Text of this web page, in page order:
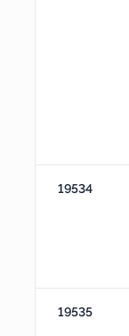
19534
19535